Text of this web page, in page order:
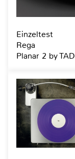
Einzeltest
Rega
Planar 2 by TAD